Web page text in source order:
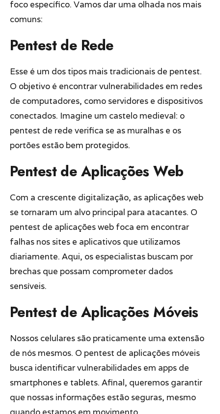
foco específico. Vamos dar uma olhada nos mais
comuns:
Pentest de Rede
Esse é um dos tipos mais tradicionais de pentest.
O objetivo é encontrar vulnerabilidades em redes
de computadores, como servidores e dispositivos
conectados. Imagine um castelo medieval: o
pentest de rede verifica se as muralhas e os
portões estão bem protegidos.
Pentest de Aplicações Web
Com a crescente digitalização, as aplicações web
se tornaram um alvo principal para atacantes. O
pentest de aplicações web foca em encontrar
falhas nos sites e aplicativos que utilizamos
diariamente. Aqui, os especialistas buscam por
brechas que possam comprometer dados
sensíveis.
Pentest de Aplicações Móveis
Nossos celulares são praticamente uma extensão
de nós mesmos. O pentest de aplicações móveis
busca identificar vulnerabilidades em apps de
smartphones e tablets. Afinal, queremos garantir
que nossas informações estão seguras, mesmo